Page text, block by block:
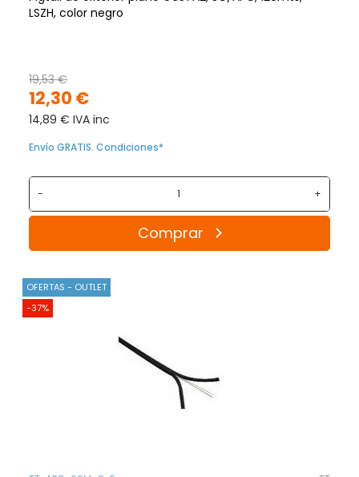
LSZH, color negro
12,30 €
19,53 €
14,89 € IVA inc
Envío GRATIS. Condiciones*
- +
Comprar
OFERTAS - OUTLET
-37%